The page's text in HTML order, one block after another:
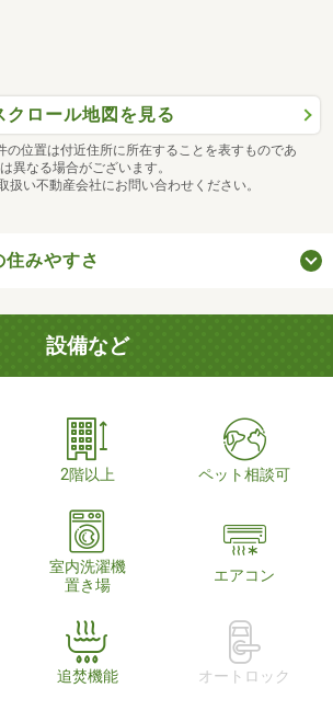
クロール地図を見る
の位置は付近住所に所在することを表すものであ
異なる場合がございます。
扱い不動産会社にお問い合わせください。
みやすさ
設備など
2階以上 ペット相談可
室内洗濯機
置き場
エアコン
追焚機能 オートロック